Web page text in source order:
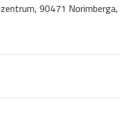
90471 Norimberga,